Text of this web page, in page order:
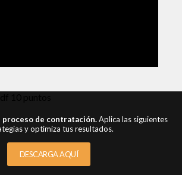
de contratación.Aplica las siguientes
y optimiza tus resultados.
DESCARGA AQUÍ